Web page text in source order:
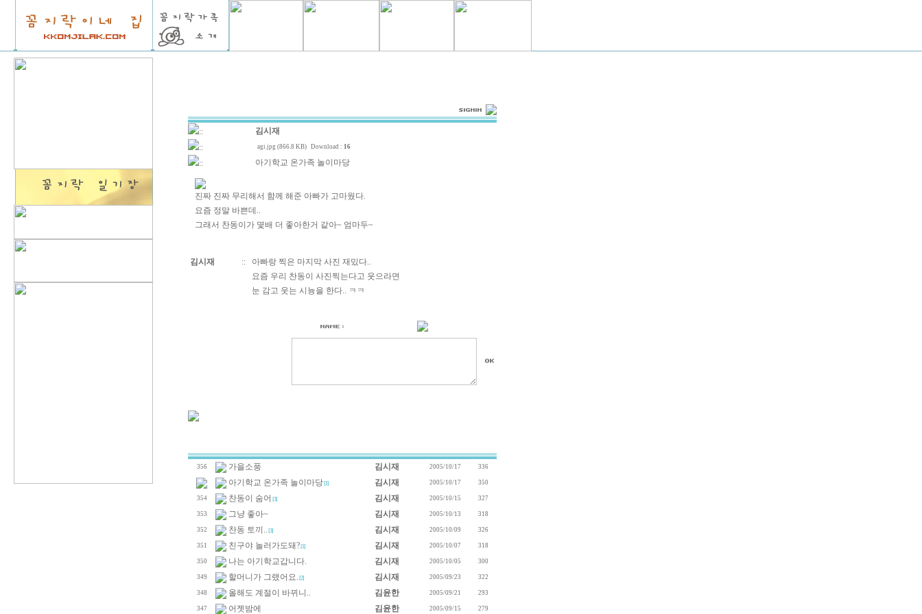
::
김시재
::
agi.jpg (866.8 KB) Download : 16
:: 아기학교 온가족 놀이마당
진짜 진짜 무리해서 함께 해준 아빠가 고마웠다.
요즘 정말 바쁜데..
그래서 찬동이가 몇배 더 좋아한거 같아~ 엄마두~
김시재 ::
아빠랑 찍은 마지막 사진 재밌다..
요즘 우리 찬동이 사진찍는다고 웃으라면
눈 감고 웃는 시늉을 한다.. ㅋㅋ
356 가을소풍 김시재 2005/10/17 336
아기학교 온가족 놀이마당 [1] 김시재 2005/10/17 350
354 찬동이 숨어 [3] 김시재 2005/10/15 327
353 그냥 좋아~ 김시재 2005/10/13 318
352 찬동 토끼.. [3] 김시재 2005/10/09 326
351 친구야 놀러가도돼? [1] 김시재 2005/10/07 318
350 나는 아기학교갑니다. 김시재 2005/10/05 300
349 할머니가 그랬어요. [2] 김시재 2005/09/23 322
348 올해도 계절이 바뀌니.. 김윤한 2005/09/21 293
347 어젯밤에 김윤한 2005/09/15 279